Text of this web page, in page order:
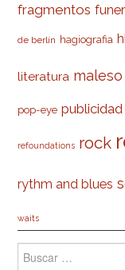
fragmentos
de berlín hagiografia
literatura maleso
pop-eye publicidad
refoundations rock
rythm and blues
waits
Buscar: